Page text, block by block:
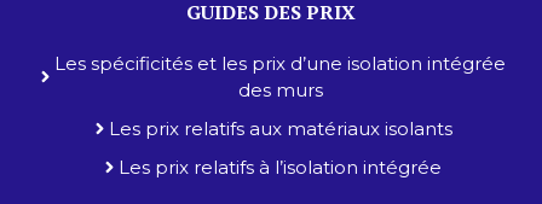
GUIDES DES PRIX
Les spécificités et les prix d’une isolation intégrée
des murs
Les prix relatifs aux matériaux isolants
Les prix relatifs à l’isolation intégrée